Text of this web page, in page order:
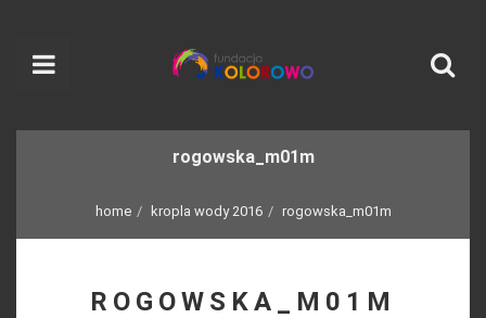
rogowska_m01m
home kropla wody 2016 rogowska_m01m
ROGOWSKA_M01M